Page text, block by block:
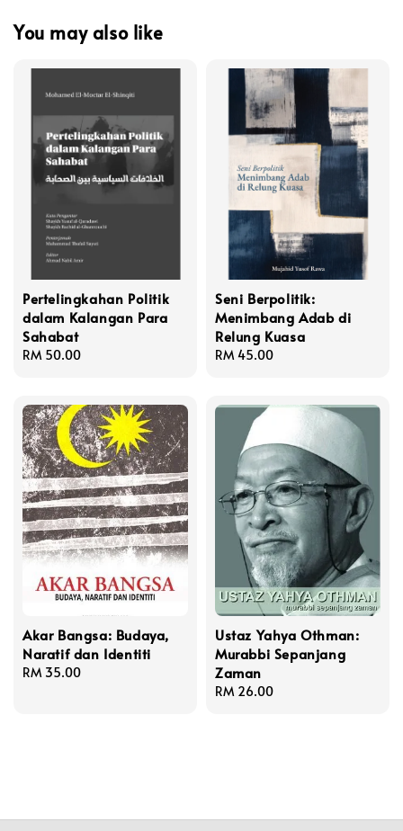
You may also like
Pertelingkahan Politik
dalam Kalangan Para
Sahabat
Regular
RM 50.00
Seni Berpolitik:
Menimbang Adab di
Relung Kuasa
Regular
RM 45.00
Akar Bangsa: Budaya,
Naratif dan Identiti
Regular
RM 35.00
Ustaz Yahya Othman:
Murabbi Sepanjang
Zaman
Regular
RM 26.00